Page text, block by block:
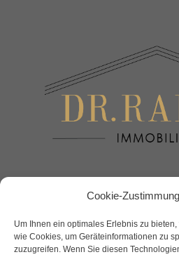
Cookie-
Um Ihnen ein optimales Erlebnis zu
wie Cookies, um Geräteinformationen zu
zuzugreifen. Wenn Sie diesen
Maklerteam